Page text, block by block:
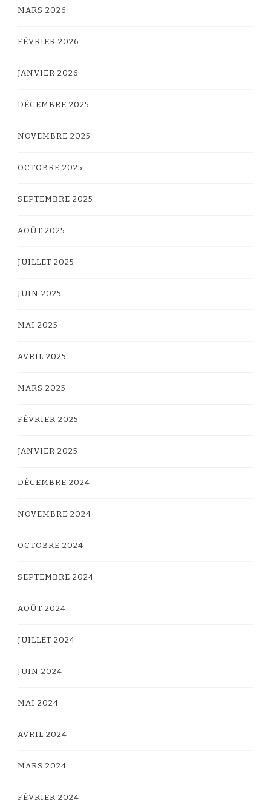
MARS 2026
FÉVRIER 2026
JANVIER 2026
DÉCEMBRE 2025
NOVEMBRE 2025
OCTOBRE 2025
SEPTEMBRE 2025
AOÛT 2025
JUILLET 2025
JUIN 2025
MAI 2025
AVRIL 2025
MARS 2025
FÉVRIER 2025
JANVIER 2025
DÉCEMBRE 2024
NOVEMBRE 2024
OCTOBRE 2024
SEPTEMBRE 2024
AOÛT 2024
JUILLET 2024
JUIN 2024
MAI 2024
AVRIL 2024
MARS 2024
FÉVRIER 2024